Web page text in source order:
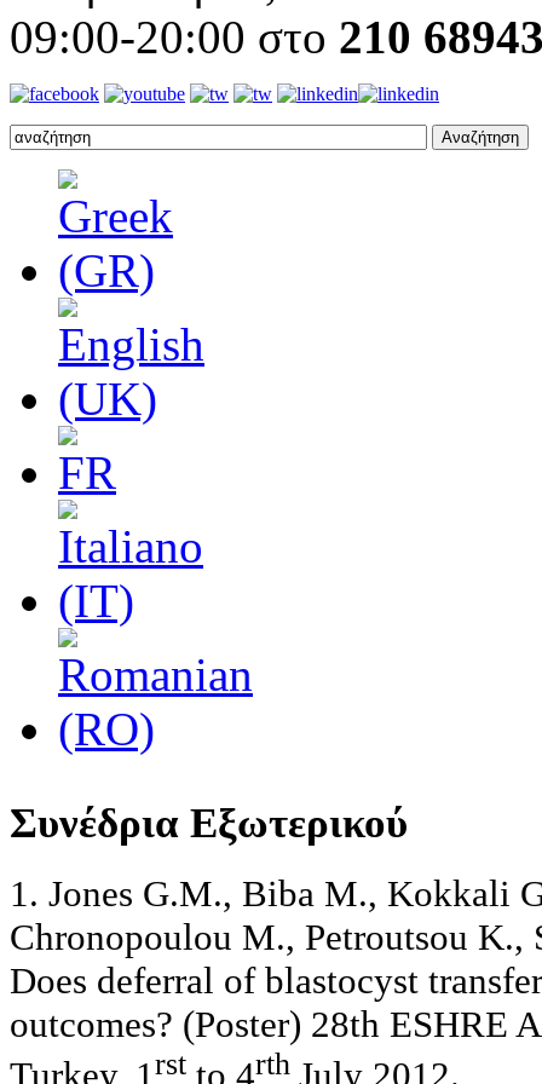
09:00-20:00 στο 210
Συνέδρια Εξωτερικού
1. Jones G.M., Biba M., Kokkali
Chronopoulou M., Petroutsou K.,
Does deferral of blastocyst
outcomes? (Poster) 28th ESHRE
Turkey, 1 rst to 4rth July 2012.